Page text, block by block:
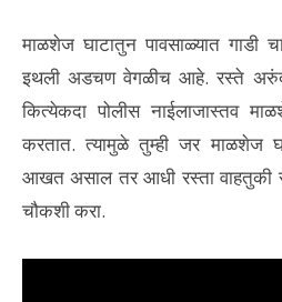
माळशेज घाटातुन पावसाळ्यात गाडी
इथली अडचण वेगळीच आहे. रस्ते अरुंद
कित्येकदा पोलीस नाईलाजास्तव
करतात. त्यामुळे तुम्ही जर माळशेज
आखत असाल तर आधी रस्ता वाहतुकी
चौकशी करा.